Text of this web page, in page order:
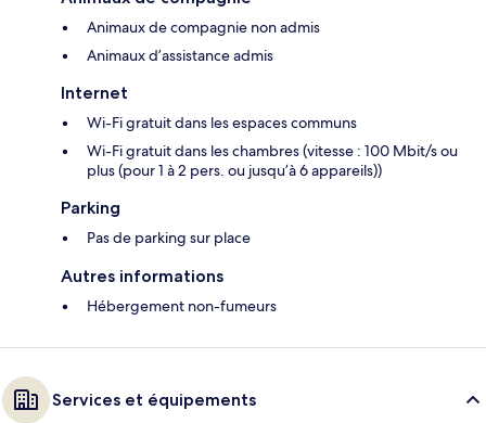
Animaux de compagnie non admis
Animaux d’assistance admis
Internet
Wi-Fi gratuit dans les espaces communs
Wi-Fi gratuit dans les chambres (vitesse : 100 Mbit/s ou
plus (pour 1 à 2 pers. ou jusqu’à 6 appareils))
Parking
Pas de parking sur place
Autres informations
Hébergement non-fumeurs
Services et équipements